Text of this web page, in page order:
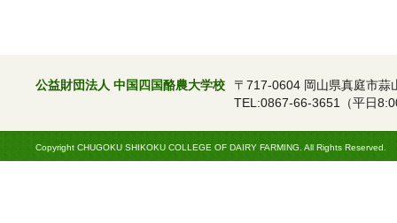
公益財団法人 中国四国酪農大学校
〒717-0604 岡山県真庭市蒜
TEL:0867-66-3651（平日
Copyright CHUGOKU SHIKOKU COLLEGE OF DAIRY FARMING. All Rights Reserved.